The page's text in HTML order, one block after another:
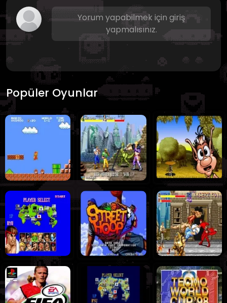
Yorum yapabilmek için giriş
yapmalısınız.
Popüler Oyunlar